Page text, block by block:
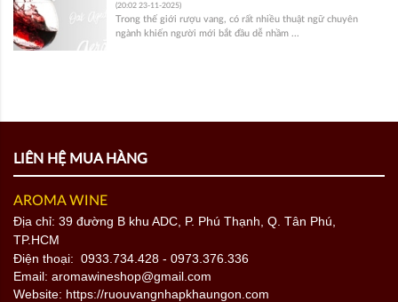
(20:02 23-11-2025)
Trong thế giới rượu vang, có rất nhiều thuật ngữ chuyên
ngành khiến người mới bắt đầu dễ nhầm ...
LIÊN HỆ MUA HÀNG
AROMA WINE
Địa chỉ: 39 đường B khu ADC, P. Phú Thạnh, Q. Tân Phú,
TP.HCM
Điện thoại: 0933.734.428 - 0973.376.336
Email: aromawineshop@gmail.com
Website: https://ruouvangnhapkhaungon.com